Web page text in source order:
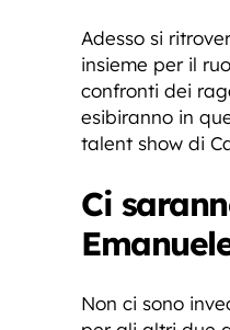
Adesso si
insieme per il
confronti dei
esibiranno in
talent show di
Ci
Non ci sono